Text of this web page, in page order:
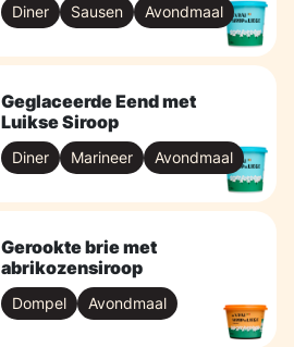
Diner Sausen Avondmaal
Geglaceerde Eend met
Luikse Siroop
Diner Marineer Avondmaal
Gerookte brie met
abrikozensiroop
Dompel Avondmaal